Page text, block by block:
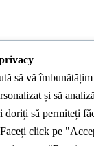
să vă
și să
doriți să permiteți
click pe